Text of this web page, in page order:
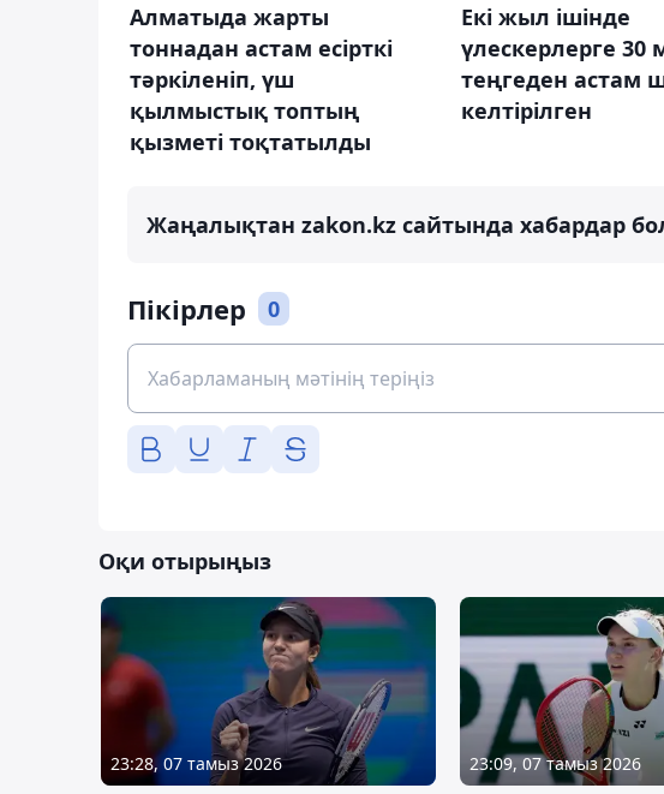
Алматыда жарты
тоннадан астам есірткі
тәркіленіп, үш
қылмыстық топтың
қызметі тоқтатылды
Екі жыл ішінде
үлескерлерге 30
теңгеден астам
келтірілген
Жаңалықтан zakon.kz сайтында хабардар
Пікірлер 0
Оқи отырыңыз
23:28, 07 тамыз 2026 23:09, 07 тамыз 2026